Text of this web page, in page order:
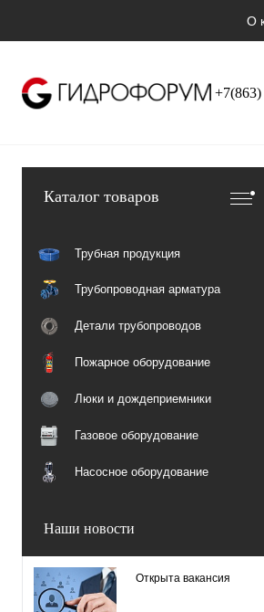
О
Каталог товаров
Трубная продукция
Трубопроводная арматура
Детали трубопроводов
Пожарное оборудование
Люки и дождеприемники
Газовое оборудование
Насосное оборудование
Наши новости
Открыта вакансия